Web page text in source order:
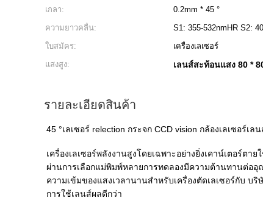
เกลา:
0.2mm * 45 °
ความยาวคลื่น:
S1: 355-532nmHR S2:
ใบสมัคร:
เครื่องเลเซอร์
แสงสูง:
เลนส์สะท้อนแสง 80 *
รายละเอียดสินค้า
45 °เลเซอร์ relection กระจก CCD vision กล้องเลเซอร์เ
เครื่องเลเซอร์พลังงานสูงโดยเฉพาะอย่างยิ่งเคาน์เตอร์ตาย
ผ่านการเลือกแม่พิมพ์หลายการทดลองมีความต้านทานต่ออุ
ความเข้มของแสงเวลานานสำหรับเครื่องตัดเลเซอร์กับ บริ
การใช้เลนส์ผลดีกว่า